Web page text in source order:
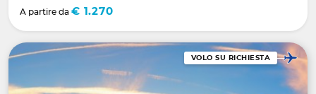
A partire da € 1.270
VOLO SU RICHIESTA